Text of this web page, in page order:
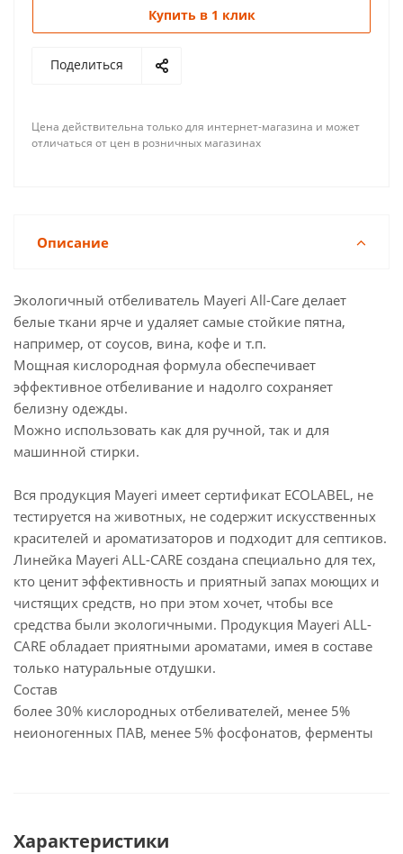
Купить в 1 клик
Поделиться
Цена действительна только для интернет-магазина и может
отличаться от цен в розничных магазинах
Описание
Экологичный отбеливатель Mayeri All-Care делает
белые ткани ярче и удаляет самые стойкие пятна,
например, от соусов, вина, кофе и т.п.
Мощная кислородная формула обеспечивает
эффективное отбеливание и надолго сохраняет
белизну одежды.
Можно использовать как для ручной, так и для
машинной стирки.
Вся продукция Mayeri имеет сертификат ECOLABEL, не
тестируется на животных, не содержит искусственных
красителей и ароматизаторов и подходит для септиков.
Линейка Mayeri ALL-CARE создана специально для тех,
кто ценит эффективность и приятный запах моющих и
чистящих средств, но при этом хочет, чтобы все
средства были экологичными. Продукция Mayeri ALL-
CARE обладает приятными ароматами, имея в составе
только натуральные отдушки.
Состав
более 30% кислородных отбеливателей, менее 5%
неионогенных ПАВ, менее 5% фосфонатов, ферменты
Характеристики